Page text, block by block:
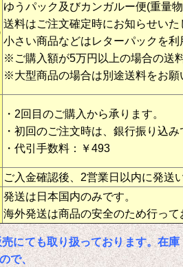
ゆうパック及びカンガルー便(重量
送料はご注文確定時にお知らせいた
小さい商品などはレターパックを利
※ご購入額が5万円以上の場合の送
※大型商品の場合は別途送料をお願
・2回目のご購入から承ります。
・初回のご注文時は、銀行振り込
・代引手数料：￥493
ご入金確認後、2営業日以内に発送
発送は日本国内のみです。
海外発送は商品の安全のため行って
にても取り扱っております。在庫
で、